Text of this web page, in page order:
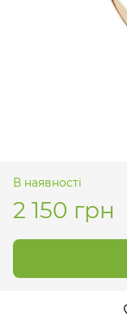
В наявності
2 150 грн